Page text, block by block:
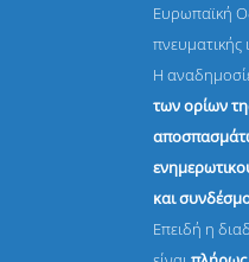
Ευρωπαϊκή
πνευματικής
Η
των ορίων
και
Επειδή η